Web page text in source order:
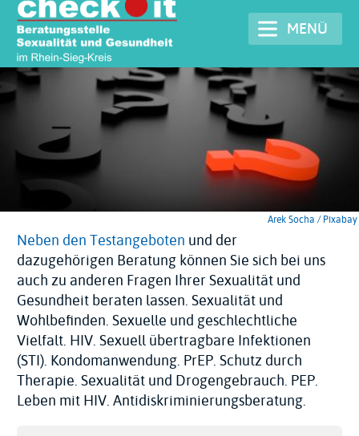
Direkt
zum
Inhalt
MENÜ
Arek Socha / Pixabay
Neben den Testangeboten und der
dazugehörigen Beratung können Sie sich bei uns
auch zu anderen Fragen Ihrer Sexualität und
Gesundheit beraten lassen. Sexualität und
Wohlbefinden. Sexuelle und geschlechtliche
Vielfalt. HIV. Sexuell übertragbare Infektionen
(STI). Kondomanwendung. PrEP. Schutz durch
Therapie. Sexualität und Drogengebrauch. PEP.
Leben mit HIV. Antidiskriminierungsberatung.